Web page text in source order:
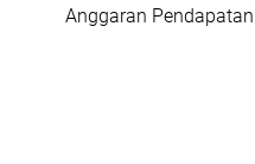
Anggaran